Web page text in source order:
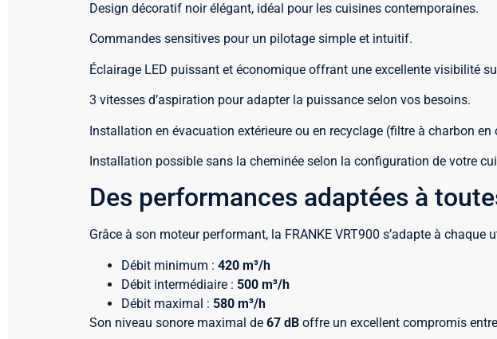
Design décoratif noir élégant, idéal pour les cuisines contemporaines.
Commandes sensitives pour un pilotage simple et intuitif.
Éclairage LED puissant et économique offrant une excellente visibilité
3 vitesses d’aspiration pour adapter la puissance selon vos besoins.
Installation en évacuation extérieure ou en recyclage (filtre à charbon en
Installation possible sans la cheminée selon la configuration de votre
Des performances adaptées à
Grâce à son moteur performant, la FRANKE VRT900 s’adapte à chaque
Débit minimum : 420 m³/h
Débit intermédiaire : 500 m³/h
Débit maximal : 580 m³/h
Son niveau sonore maximal de 67 dB offre un excellent compromis